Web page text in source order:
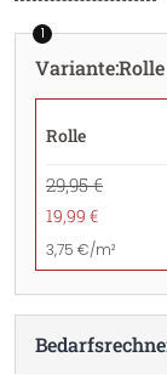
1
Variante:Rolle
Rolle
29,95 €
19,99 €
3,75 €/m²